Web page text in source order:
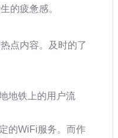
的疲惫感。
点内容。及时的了
地铁上的用户流
的WiFi服务。而作